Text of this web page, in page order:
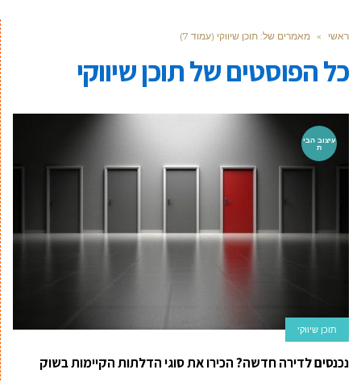
ראשי » מאמרים של: תוכן שיווקי (עמוד 7)
כל הפוסטים שלתוכן שיווקי
עיצוב הבי
ת
תוכן שיווקי
נכנסים לדירה חדשה? הכירו את סוגי הדלתות הקיימות בשוק